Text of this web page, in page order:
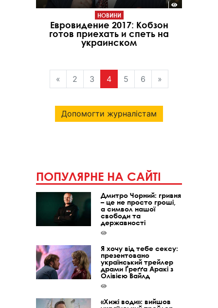
НОВИНИ
Евровидение 2017: Кобзон
готов приехать и спеть на
украинском
« 2 3 4 5 6 »
Допомогти журналістам
ПОПУЛЯРНЕ НА САЙТІ
Дмитро Чорний: гривня
– це не просто гроші,
а символ нашої
свободи та
державності
Я хочу від тебе сексу:
презентовано
український трейлер
драми Ґреґґа Аракі з
Олівією Вайлд
«Хижі води»: вийшов